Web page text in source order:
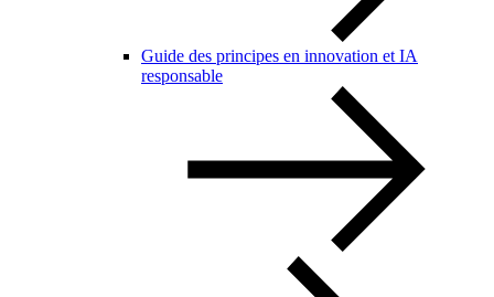
Guide des principes en innovation et IA
responsable